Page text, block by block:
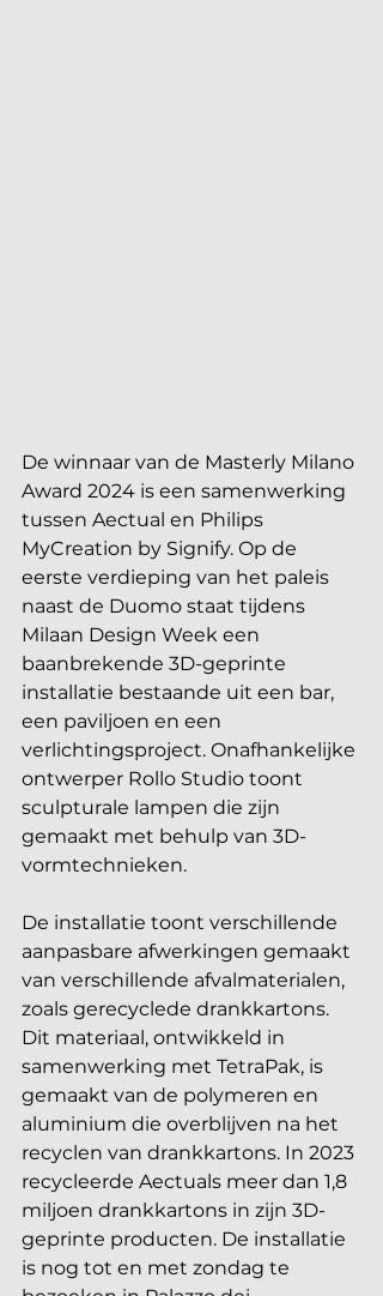
De winnaar van de Masterly Milano
Award 2024 is een samenwerking
tussen Aectual en Philips
MyCreation by Signify. Op de
eerste verdieping van het paleis
naast de Duomo staat tijdens
Milaan Design Week een ​​
baanbrekende 3D-geprinte
installatie bestaande uit een bar,
een paviljoen en een
verlichtingsproject. Onafhankelijke
ontwerper Rollo Studio toont
sculpturale lampen die zijn
gemaakt met behulp van 3D-
vormtechnieken.
De installatie toont verschillende
aanpasbare afwerkingen gemaakt
van verschillende afvalmaterialen,
zoals gerecyclede drankkartons.
Dit materiaal, ontwikkeld in
samenwerking met TetraPak, is
gemaakt van de polymeren en
aluminium die overblijven na het
recyclen van drankkartons. In 2023
recycleerde Aectuals meer dan 1,8
miljoen drankkartons in zijn 3D-
geprinte producten. De installatie
is nog tot en met zondag te